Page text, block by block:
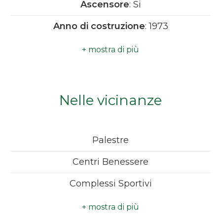
Ascensore: Si
Anno di costruzione: 1973
Spese condominio
Nelle vicinanze
Palestre
Centri Benessere
Complessi Sportivi
Piste Ciclabili
3